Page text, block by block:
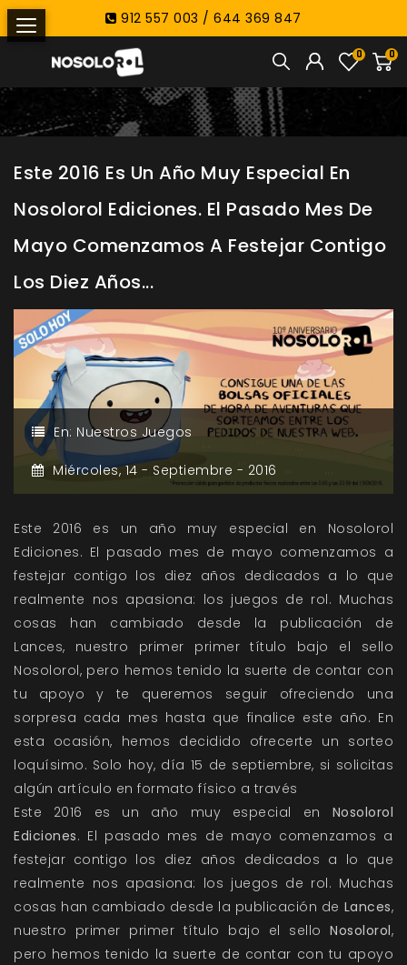
912 557 003 / 644 369 847
0
0
Este 2016 Es Un Año Muy Especial En
Nosolorol Ediciones. El Pasado Mes De
Mayo Comenzamos A Festejar Contigo
Los Diez Años...
En: Nuestros Juegos
Miércoles,14 - Septiembre - 2016
Este 2016 es un año muy especial en Nosolorol
Ediciones. El pasado mes de mayo comenzamos a
festejar contigo los diez años dedicados a lo que
realmente nos apasiona: los juegos de rol. Muchas
cosas han cambiado desde la publicación de
Lances, nuestro primer primer título bajo el sello
Nosolorol, pero hemos tenido la suerte de contar con
tu apoyo y te queremos seguir ofreciendo una
sorpresa cada mes hasta que finalice este año. En
esta ocasión, hemos decidido ofrecerte un sorteo
loquísimo. Solo hoy, día 15 de septiembre, si solicitas
algún artículo en formato físico a través
Este 2016 es un año muy especial en Nosolorol
Ediciones. El pasado mes de mayo comenzamos a
festejar contigo los diez años dedicados a lo que
realmente nos apasiona: los juegos de rol. Muchas
cosas han cambiado desde la publicación de Lances,
nuestro primer primer título bajo el sello Nosolorol,
pero hemos tenido la suerte de contar con tu apoyo